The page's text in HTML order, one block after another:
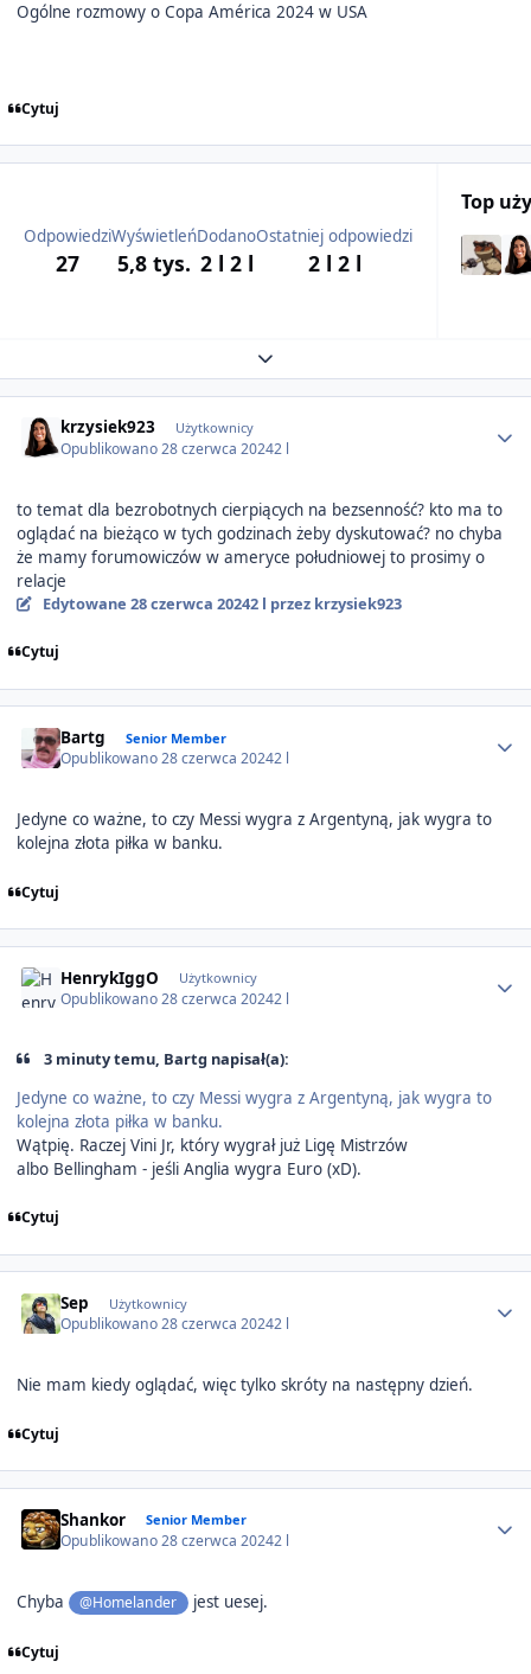
Ogólne rozmowy o Copa América 2024 w USA
Cytuj
Odpowiedzi
27
Wyświetleń
5,8 tys.
Dodano
2 l 2 l
Ostatniej odpowiedzi
2 l 2 l
Top
Expand topic overview
krzysiek923 Użytkownicy
Opublikowano28 czerwca 20242 l
to temat dla bezrobotnych cierpiących na bezsenność? kto ma to
oglądać na bieżąco w tych godzinach żeby dyskutować? no chyba
że mamy forumowiczów w ameryce południowej to prosimy o
relacje
Edytowane 28 czerwca 20242 l przez krzysiek923
Cytuj
Bartg Senior Member
Opublikowano28 czerwca 20242 l
Jedyne co ważne, to czy Messi wygra z Argentyną, jak wygra to
kolejna złota piłka w banku.
Cytuj
HenrykIggO Użytkownicy
Opublikowano28 czerwca 20242 l
3 minuty temu, Bartg napisał(a):
Jedyne co ważne, to czy Messi wygra z Argentyną, jak wygra to
kolejna złota piłka w banku.
Wątpię. Raczej Vini Jr, który wygrał już Ligę Mistrzów
albo Bellingham - jeśli Anglia wygra Euro (xD).
Cytuj
Sep Użytkownicy
Opublikowano28 czerwca 20242 l
Nie mam kiedy oglądać, więc tylko skróty na następny dzień.
Cytuj
Shankor Senior Member
Opublikowano28 czerwca 20242 l
Chyba @Homelander jest uesej.
Cytuj